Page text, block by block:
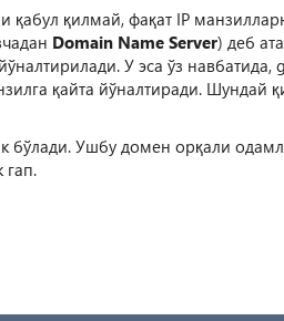
қилмай, фақат IP
Domain Name Server) деб
У эса ўз
қайта йўналтиради. Шундай
бўлади. Ушбу домен орқали
гап.